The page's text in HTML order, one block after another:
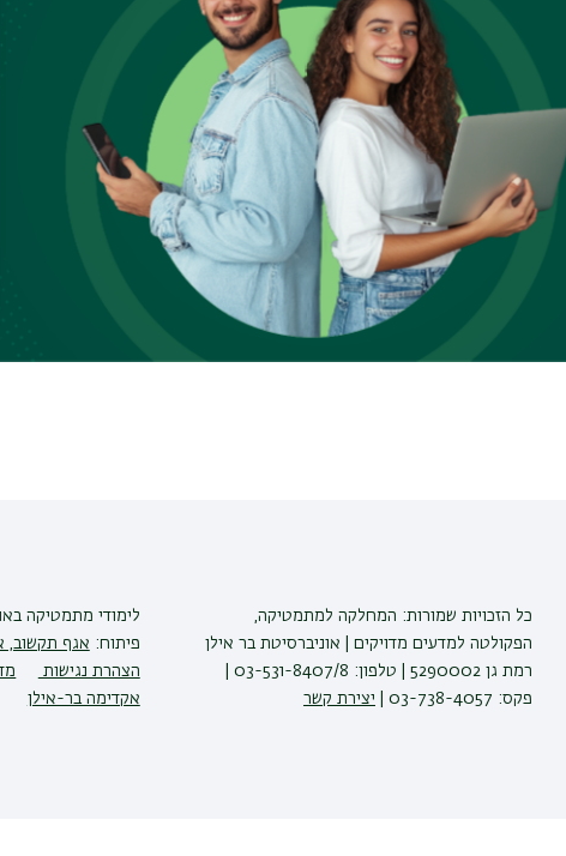
nicest connection between them is
sequence
generalized to twisted cyclic
given k-algebra automorphism. I was
homology and also to twisted cyclic
together with a group of k-algebra
is to coalgebras, producing a
of a Frobenius algebra.
כל הזכויות שמורות: המחלקה למתמטיקה,
הפקולטה למדעים מדויקים | אוניברסיטת בר אילן
פקס: 03-738-4057 |
יצירת קשר
לימודי מתמטיקה
פיתוח: אגף תקשוב,
הצהרת נגישות
אקדימה בר-אילן